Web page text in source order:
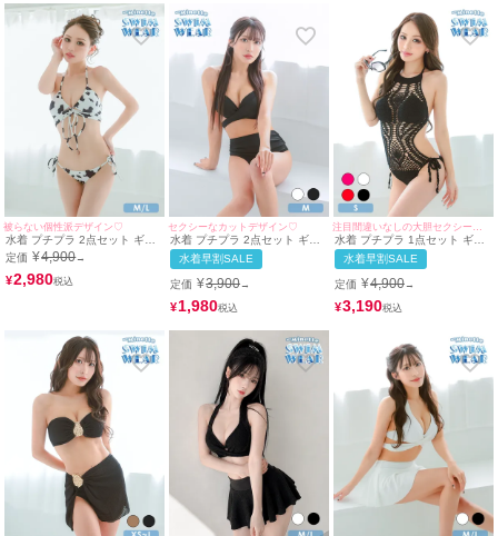
「ちょっと露出の高いビキニに挑戦したいけれど勇気が出ない…」という方
も、上品にまとまるブラックなら大人っぽく綺麗に着こなせるのでオススメで
アクセサリーや羽織りでアレンジ自在♡あなただけのビーチス
タイルを楽しんで
ブラックの水着は、どんなビーチアイテムとも相性抜群の万能カラーです。
ゴールドやシルバーのアクセサリーを合わせてリッチに仕上げるのもよし、カ
ラフルなパレオやシースルーのシャツを羽織って抜け感をプラスするのもおす
クールなのにどこか甘くてセクシー。そんな大人の魅力を詰め込んだお気に入
りの黒水着を手に入れて、今年の夏を思いっきり楽しんじゃいましょう♥
被らない個性派デザイン♡
水着 プチプラ 2点セット ギャ
ル 紐ビキニ 白 アニマル柄 ダ
ルメシアン ビキニ (みのり着
用/M~Lサイズ対応)
定価 ¥4,900→
¥2,980
セクシーなカットデザイン♡
水着 プチプラ 2点セット ギャ
ル ホルターネック ハイウエス
ト 紐ビキニ シンプル クロスデ
ザイン 黒 ブラック ビキニ (ち
ぴたん着用/Mサイズ対応) |
myMinette/マイミネット
水着早割SALE
定価 ¥3,900→
¥1,980
水着 プチプラ 1点セット ギャ
ル ホルターネック オールイン
ワン 編み上げ メッシュ かぎ編
み くびれ 黒 ビキニ (みのり着
用/Sサイズ対応) | myMinette/
マイミネット
水着早割SALE
定価 ¥4,900→
¥3,190